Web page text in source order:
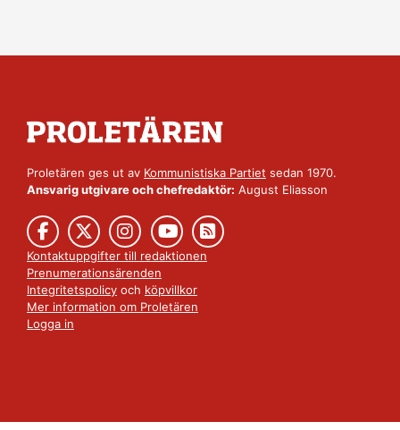
Proletären ges ut av Kommunistiska Partiet sedan 1970.
Ansvarig utgivare och chefredaktör: August Eliasson
Kontaktuppgifter till redaktionen
Prenumerationsärenden
Integritetspolicy och köpvillkor
Mer information om Proletären
Logga in